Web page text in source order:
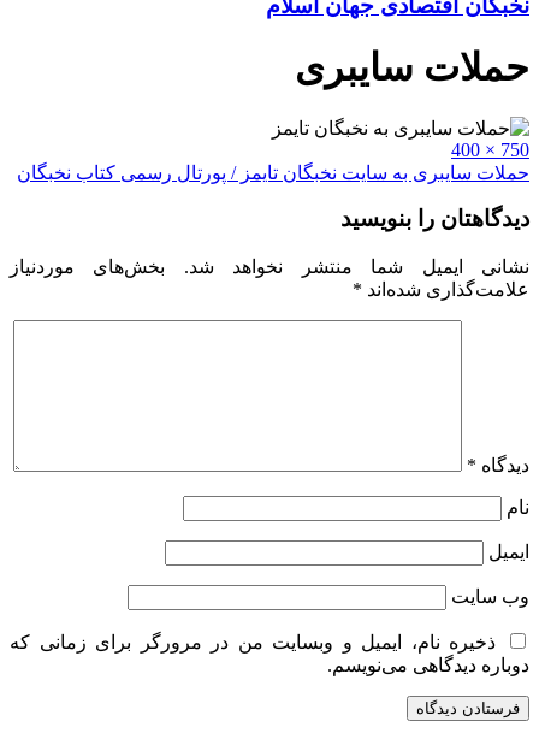
نخبگان اقتصادی جهان اسلام
حملات سایبری
Full
size
750 × 400
راهبری
نوشته
حملات سایبری به سایت نخبگان تایمز / پورتال رسمی کتاب نخبگان
دیدگاهتان را بنویسید
نشانی ایمیل شما منتشر نخواهد شد.
بخش‌های موردنیاز
علامت‌گذاری شده‌اند *
دیدگاه *
نام
ایمیل
وب‌ سایت
ذخیره نام، ایمیل و وبسایت من در مرورگر برای زمانی که
دوباره دیدگاهی می‌نویسم.